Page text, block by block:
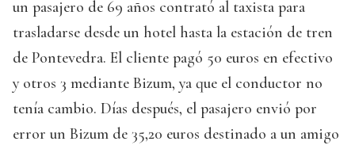
un pasajero de 69 años contrató al taxista para
trasladarse desde un hotel hasta la estación de tren
de Pontevedra. El cliente pagó 50 euros en efectivo
y otros 3 mediante Bizum, ya que el conductor no
tenía cambio. Días después, el pasajero envió por
error un Bizum de 35,20 euros destinado a un amigo